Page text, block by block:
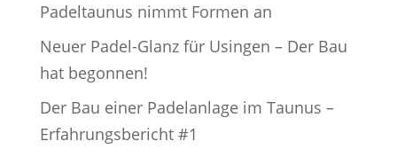
Padeltaunus nimmt Formen an
Neuer Padel-Glanz für Usingen – Der Bau
hat begonnen!
Der Bau einer Padelanlage im Taunus –
Erfahrungsbericht #1